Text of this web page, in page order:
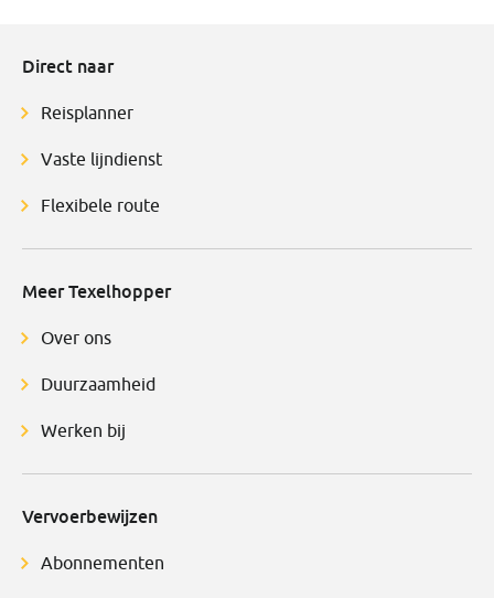
Direct naar
Reisplanner
Vaste lijndienst
Flexibele route
Meer Texelhopper
Over ons
Duurzaamheid
Werken bij
Vervoerbewijzen
Abonnementen